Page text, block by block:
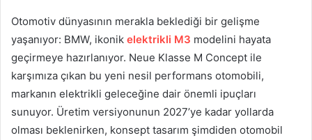
Otomotiv dünyasının merakla beklediği bir gelişme
yaşanıyor: BMW, ikonik elektrikli M3 modelini hayata
geçirmeye hazırlanıyor. Neue Klasse M Concept ile
karşımıza çıkan bu yeni nesil performans otomobili,
markanın elektrikli geleceğine dair önemli ipuçları
sunuyor. Üretim versiyonunun 2027’ye kadar yollarda
olması beklenirken, konsept tasarım şimdiden otomobil